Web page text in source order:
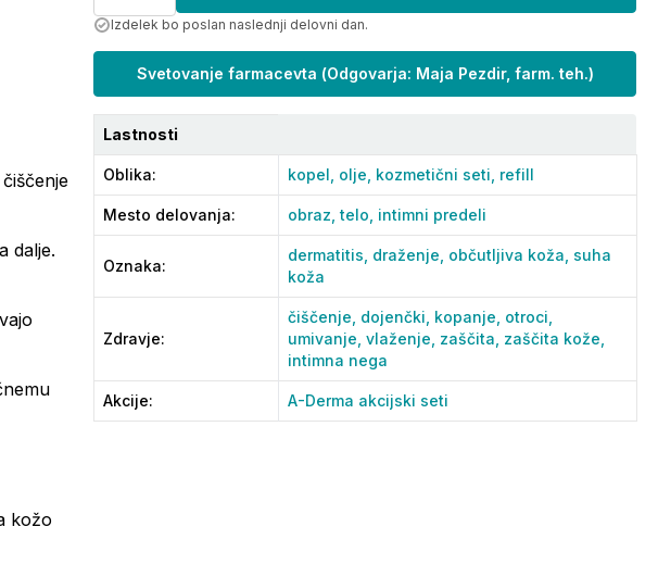
dalje.
kožo
Izdelek bo poslan naslednji delovni dan.
Svetovanje farmacevta (Odgovarja: Maja Pezdir, farm. teh.)
Lastnosti
Oblika: kopel, olje, kozmetični seti, refill
Mesto delovanja: obraz,telo, intimni predeli
Oznaka:
dermatitis, draženje, občutljiva koža, suha
koža
Zdravje:
čiščenje, dojenčki, kopanje, otroci,
umivanje, vlaženje, zaščita, zaščita kože,
intimna nega
Akcije: A-Derma akcijski seti